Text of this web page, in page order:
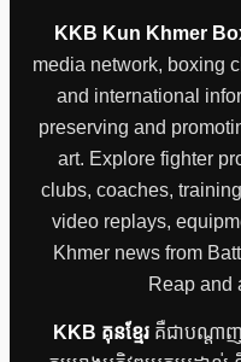
KKB Kun Khmer
media network, boxing
and international
preserving and
art. Explore fighter
clubs, coaches,
video replays,
Khmer news from
Reap and
KKB គុនខ្មែរគឺជាបណ្តាញផ្